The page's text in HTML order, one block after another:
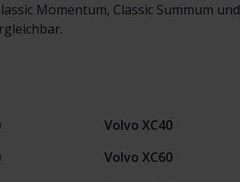
Momentum, Classic Summum und
Volvo XC40
Volvo XC60